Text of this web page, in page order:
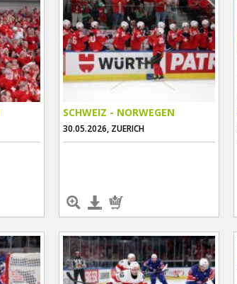
SCHWEIZ - NORWEGEN
30.05.2026, ZUERICH